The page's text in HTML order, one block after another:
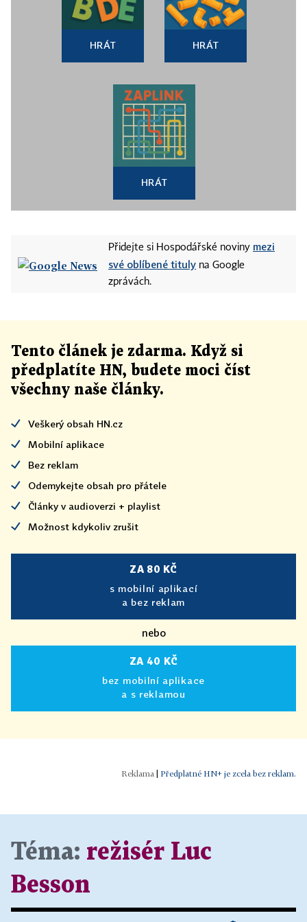
HRÁT HRÁT
HRÁT
Přidejte si Hospodářské noviny mezi
své oblíbené tituly na Google
zprávách.
Tento článek je zdarma. Když si
předplatíte HN, budete moci číst
všechny naše články.
Veškerý obsah HN.cz
Mobilní aplikace
Bez reklam
Odemykejte obsah pro přátele
Články v audioverzi + playlist
Možnost kdykoliv zrušit
ZA 80 KČ
s mobilní aplikací
a bez reklam
nebo
ZA 40 KČ
bez mobilní aplikace
a s reklamou
Předplatné HN+ je zcela bez reklam.
Téma: režisér Luc
Besson